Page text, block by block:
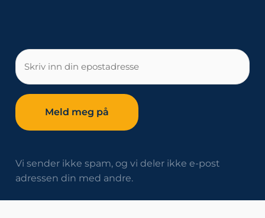
E-
post
Vi sender ikke spam, og vi deler ikke e-post
adressen din med andre.